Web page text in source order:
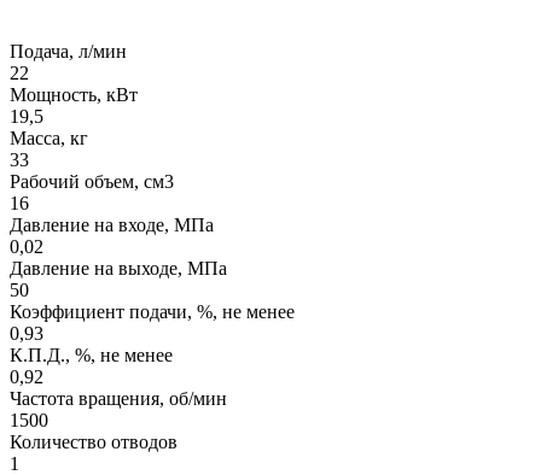
Подача, л/мин
22
Мощность, кВт
19,5
Масса, кг
33
Рабочий объем, см3
16
Давление на входе, МПа
0,02
Давление на выходе, МПа
50
Коэффициент подачи, %, не менее
0,93
К.П.Д., %, не менее
0,92
Частота вращения, об/мин
1500
Количество отводов
1